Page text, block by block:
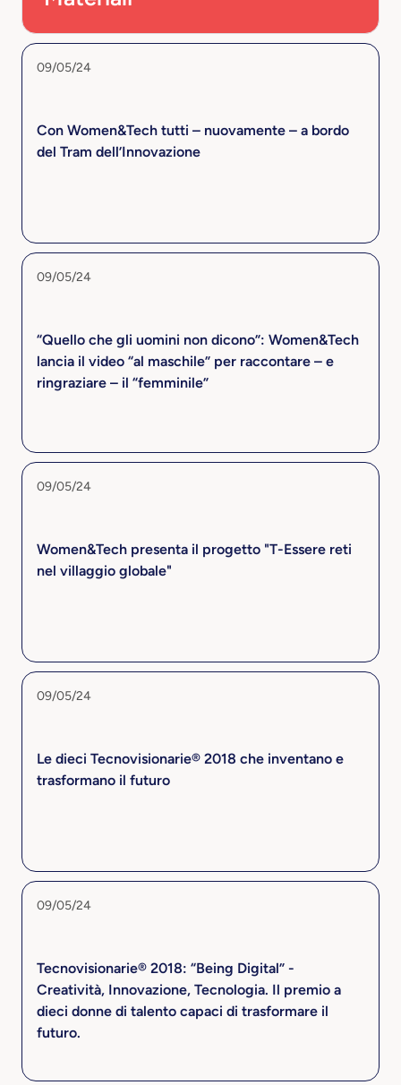
09/05/24
Con Women&Tech tutti – nuovamente – a bordo
del Tram dell’Innovazione
09/05/24
“Quello che gli uomini non dicono”: Women&Tech
lancia il video “al maschile” per raccontare – e
ringraziare – il “femminile”
09/05/24
Women&Tech presenta il progetto "T-Essere reti
nel villaggio globale"
09/05/24
Le dieci Tecnovisionarie® 2018 che inventano e
trasformano il futuro
09/05/24
Tecnovisionarie® 2018: “Being Digital” -
Creatività, Innovazione, Tecnologia. Il premio a
dieci donne di talento capaci di trasformare il
futuro.